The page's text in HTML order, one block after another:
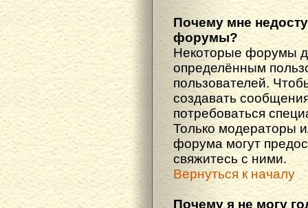
Почему мне
форумы?
Некоторые форумы
определённым
пользователей.
создавать
потребоваться
Только модераторы
форума могут
свяжитесь с ними.
Вернуться к началу
Почему я не могу